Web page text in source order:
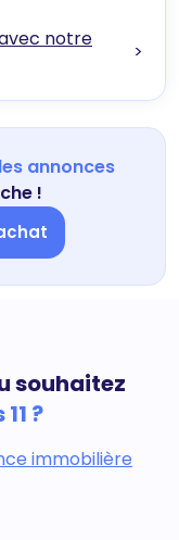
notre
>
annonces
!
souhaitez
?
immobilière